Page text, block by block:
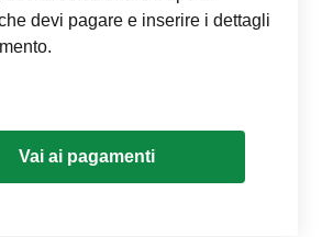
devi pagare e inserire i dettagli
Vai ai pagamenti